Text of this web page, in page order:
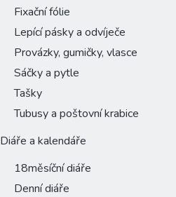
Fixační fólie
Lepící pásky a odvíječe
Provázky, gumičky, vlasce
Sáčky a pytle
Tašky
Tubusy a poštovní krabice
Diáře a kalendáře
18měsíční diáře
Denní diáře